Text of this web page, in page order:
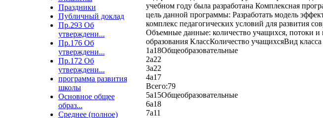
Праздники
Публичный доклад
Пр.293 Об
утверждени...
Пр.176 Об
утверждени...
Пр.172 Об
утверждени...
программа развития
школы
Основное общее
образ...
Среднее (полное)
учебном году была разработана Комплексная
цель данной программы: Разработать модель
комплекс педагогических условий для развития
Объемные данные: количество учащихся, потоки и
образования КлассКоличество учащихсяВид класса
1а18Общеобразовательные
2а22
3а22
4а17
Всего:79
5а15Общеобразовательные
6а18
7а11